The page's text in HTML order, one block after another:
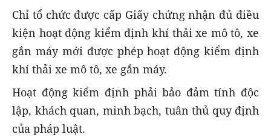
Chỉ tổ chức được cấp Giấy chứng nhận đủ điều
kiện hoạt động kiểm định khí thải xe mô tô, xe
gắn máy mới được phép hoạt động kiểm định
khí thải xe mô tô, xe gắn máy.
Hoạt động kiểm định phải bảo đảm tính độc
lập, khách quan, minh bạch, tuân thủ quy định
của pháp luật.